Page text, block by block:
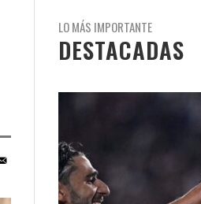
LO MÁS IMPORTANTE
DESTACADAS